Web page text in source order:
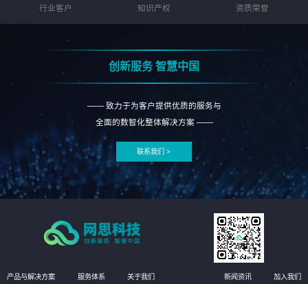
行业客户 知识产权 资质荣誉
创新服务 智慧中国
—— 致力于为客户提供优质的服务与
全面的数智化整体解决方案 ——
联系我们 >
产品与解决方案 服务体系 关于我们 新闻资讯 加入我们